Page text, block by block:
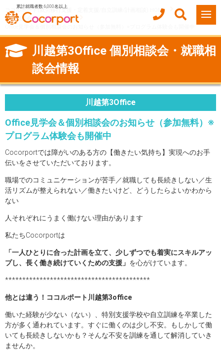
累計就職者数 6,000名以上
ココルポート(就労移行支援・定着支援/自立訓練/計画相談) HOME
個別相談会・就職相談会情報
Office見学会＆個別相談会のお知らせ（参加無料）※プログラム体験会も開催中
川越第3Office 個別相談会・就職相
談会情報
川越第3Office
Office見学会＆個別相談会のお知らせ（参加無料）※
プログラム体験会も開催中
Cocorportでは障がいのある方の【働きたい気持ち】実現へのお手
伝いをさせていただいております。
職場でのコミュニケーションが苦手／就職しても長続きしない／生
活リズムが整えられない／働きたいけど、どうしたらよいかわから
ない
人それぞれにうまく働けない理由があります
私たちCocorportは
「一人ひとりに合った計画を立て、少しずつでも着実にスキルアッ
プし、長く働き続けていくための支援」 を心がけています。
******************************************
他とは違う！ココルポート川越第3office
働いた経験が少ない（ない）、特別支援学校や自立訓練を卒業した
方が多く通われています。すぐに働くのは少し不安。もしかして働
いても長続きしないかも？そんな不安を訓練を通して解消していき
ませんか。